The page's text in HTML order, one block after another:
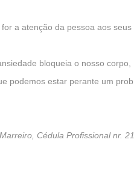
a atenção da pessoa aos
bloqueia o nosso
podemos estar perante um
Cédula Profissional nr.